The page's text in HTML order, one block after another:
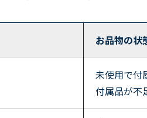
お品物の状
未使用で付
付属品が不